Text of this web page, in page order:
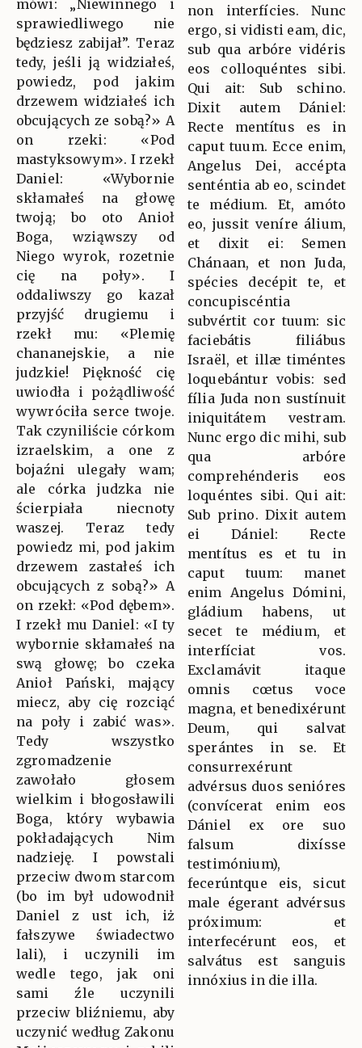
mówi: „Niewinnego i
sprawiedliwego nie
będziesz zabijał”. Teraz
tedy, jeśli ją widziałeś,
powiedz, pod jakim
drzewem widziałeś ich
obcujących ze sobą?» A
on rzeki: «Pod
mastyksowym». I rzekł
Daniel: «Wybornie
skłamałeś na głowę
twoją; bo oto Anioł
Boga, wziąwszy od
Niego wyrok, rozetnie
cię na poły». I
oddaliwszy go kazał
przyjść drugiemu i
rzekł mu: «Plemię
chananejskie, a nie
judzkie! Piękność cię
uwiodła i pożądliwość
wywróciła serce twoje.
Tak czyniliście córkom
izraelskim, a one z
bojaźni ulegały wam;
ale córka judzka nie
ścierpiała niecnoty
waszej. Teraz tedy
powiedz mi, pod jakim
drzewem zastałeś ich
obcujących z sobą?» A
on rzekł: «Pod dębem».
I rzekł mu Daniel: «I ty
wybornie skłamałeś na
swą głowę; bo czeka
Anioł Pański, mający
miecz, aby cię rozciąć
na poły i zabić was».
Tedy wszystko
zgromadzenie
zawołało głosem
wielkim i błogosławili
Boga, który wybawia
pokładających Nim
nadzieję. I powstali
przeciw dwom starcom
(bo im był udowodnił
Daniel z ust ich, iż
fałszywe świadectwo
lali), i uczynili im
wedle tego, jak oni
sami źle uczynili
przeciw bliźniemu, aby
uczynić według Zakonu
non interfícies. Nunc
ergo, si vidisti eam, dic,
sub qua arbóre vidéris
eos colloquéntes sibi.
Qui ait: Sub schino.
Dixit autem Dániel:
Recte mentítus es in
caput tuum. Ecce enim,
Angelus Dei, accépta
senténtia ab eo, scindet
te médium. Et, amóto
eo, jussit veníre álium,
et dixit ei: Semen
Chánaan, et non Juda,
spécies decépit te, et
concupiscéntia
subvértit cor tuum: sic
faciebátis filiábus
Israël, et illæ timéntes
loquebántur vobis: sed
fília Juda non sustínuit
iniquitátem vestram.
Nunc ergo dic mihi, sub
qua arbóre
comprehénderis eos
loquéntes sibi. Qui ait:
Sub prino. Dixit autem
ei Dániel: Recte
mentítus es et tu in
caput tuum: manet
enim Angelus Dómini,
gládium habens, ut
secet te médium, et
interfíciat vos.
Exclamávit itaque
omnis cœtus voce
magna, et benedixérunt
Deum, qui salvat
sperántes in se. Et
consurrexérunt
advérsus duos senióres
(convícerat enim eos
Dániel ex ore suo
falsum dixísse
testimónium),
fecerúntque eis, sicut
male égerant advérsus
próximum: et
interfecérunt eos, et
salvátus est sanguis
innóxius in die illa.